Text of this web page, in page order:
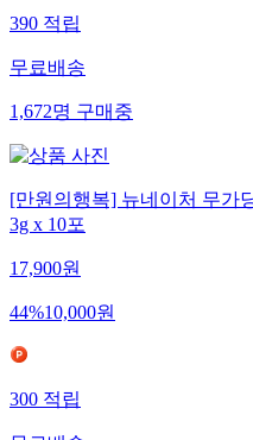
390적립
무료배송
1,672명구매중
[만원의행복] 뉴네이처 무가
3g x 10포
17,900원
44%10,000원
300적립